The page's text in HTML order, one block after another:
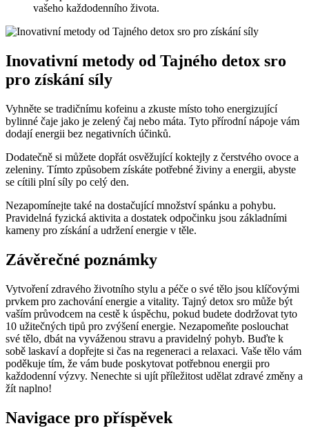
vašeho každodenního života.
Inovativní metody od Tajného detox sro
pro získání síly
Vyhněte se tradičnímu kofeinu a zkuste místo toho energizující
bylinné čaje jako je zelený čaj nebo máta. Tyto přírodní nápoje vám
dodají energii bez negativních účinků.
Dodatečně si můžete dopřát osvěžující koktejly z čerstvého ovoce a
zeleniny. Tímto způsobem získáte potřebné živiny a energii, abyste
se cítili plní síly po celý den.
Nezapomínejte také na dostačující množství spánku a pohybu.
Pravidelná fyzická aktivita a dostatek odpočinku jsou základními
kameny pro získání a udržení energie v těle.
Závěrečné poznámky
Vytvoření zdravého životního stylu a péče o své tělo jsou klíčovými
prvkem pro zachování energie a vitality. Tajný detox sro může být
vaším průvodcem na cestě k úspěchu, pokud budete dodržovat tyto
10 užitečných tipů pro zvýšení energie. Nezapomeňte poslouchat
své tělo, dbát na vyváženou stravu a pravidelný pohyb. Buďte k
sobě laskaví a dopřejte si čas na regeneraci a relaxaci. Vaše tělo vám
poděkuje tím, že vám bude poskytovat potřebnou energii pro
každodenní výzvy. Nenechte si ujít příležitost udělat zdravé změny a
žít naplno!
Navigace pro příspěvek